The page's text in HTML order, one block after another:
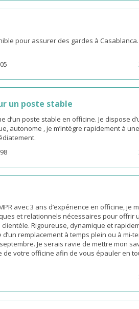
pour assurer des gardes à Casablanca.
un poste stable
d’un poste stable en officine. Je dispose
autonome , je m’intègre rapidement à
avec 3 ans d’expérience en officine, je
et relationnels nécessaires pour offrir
Rigoureuse, dynamique et
remplacement à temps plein ou à mi-
Je serais ravie de mettre mon
de votre officine afin de vous épauler en